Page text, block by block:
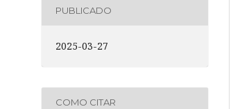
PUBLICADO
2025-03-27
COMO CITAR